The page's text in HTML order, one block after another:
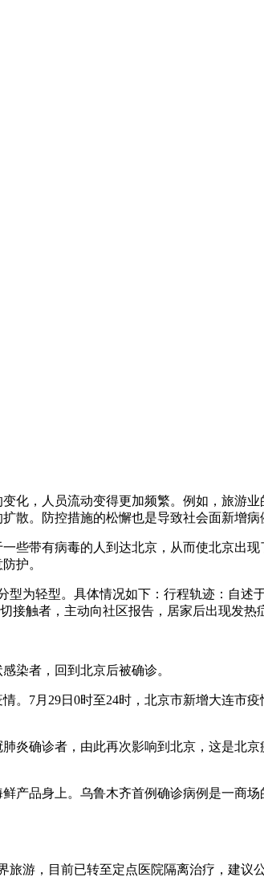
化，人员流动变得更加频繁。例如，旅游
散。防控措施的松懈也是导致社会面新增病
些带有病毒的人到达北京，从而使北京出
护。
为轻型。具体情况如下：行程轨迹：自述
接触者，主动向社区报告，居家后出现发热
染者，回到北京后被确诊。
。7月29日0时至24时，北京市新增大连市
炎确诊者，由此再次影响到北京，这是北
产品身上。乌鲁木齐首例确诊病例是一商
游，目前已转至定点医院隔离治疗，建